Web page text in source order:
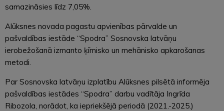
samazināsies līdz 7,05%.
Alūksnes novada pagastu apvienības pārvalde un
pašvaldības iestāde “Spodra” Sosnovska latvāņu
ierobežošanā izmanto ķīmisko un mehānisko apkarošanas
metodi.
Par Sosnovska latvāņu izplatību Alūksnes pilsētā informēja
pašvaldības iestādes “Spodra” darbu vadītāja Ingrīda
Ribozola, norādot, ka iepriekšējā periodā (2021.-2025.)